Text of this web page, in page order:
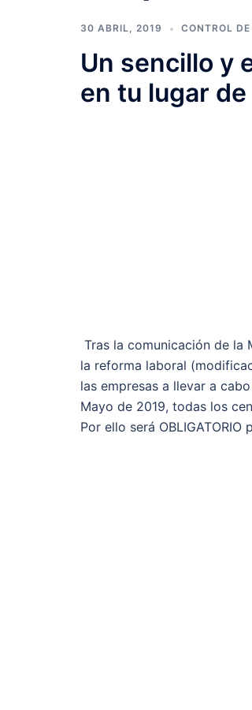
30 ABRIL, 2019 CONTROL
Un sencillo y
en tu lugar
Tras la comunicación de la
la reforma laboral
las empresas a llevar a
Mayo de 2019, todas los
Por ello será